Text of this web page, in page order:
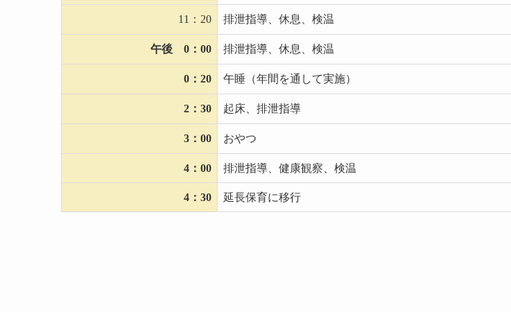
11：20 排泄指導、休息、検温
午後 0：00 排泄指導、休息、検温
0：20 午睡（年間を通して実施）
2：30 起床、排泄指導
3：00 おやつ
4：00 排泄指導、健康観察、検温
4：30 延長保育に移行